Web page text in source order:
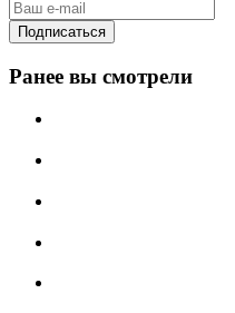
Ранее вы смотрели